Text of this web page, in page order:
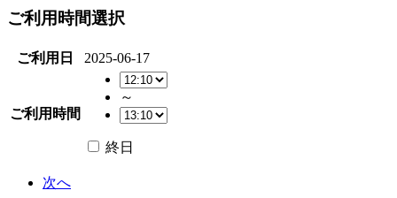
ご利用時間選択
ご利用日 2025-06-17
ご利用時間
～
終日
次へ